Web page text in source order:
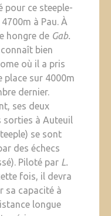
pour ce steeple-
à Pau. À
hongre de Gab.
bien
où il a pris
place sur 4000m
dernier.
ses deux
sorties à Auteuil
se sont
des échecs
Piloté par L.
fois, il devra
sa capacité à
longue